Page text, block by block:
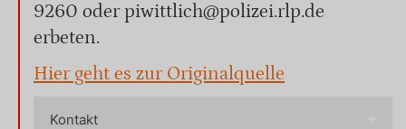
9260 oder piwittlich@polizei.rlp.de
erbeten.
Hier geht es zur Originalquelle
Kontakt